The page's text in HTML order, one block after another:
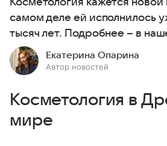
самом деле ей исполнилось
тысяч лет. Подробнее – в
Екатерина Опарина
Автор новостей
Косметология в
мире